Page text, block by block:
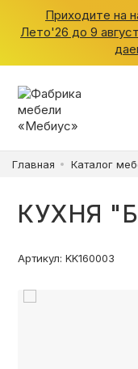
Приходите на
Лето'26 до 9
Главная Каталог
КУХНЯ
Артикул: KK160003
ШКАФЫ
КУХНИ
ВАННАЯ